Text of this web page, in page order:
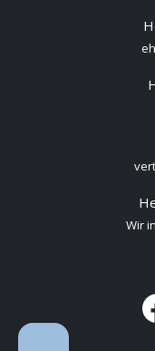
Wir